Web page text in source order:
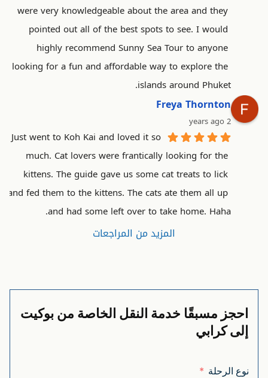
were very knowledgeable about the area and they
pointed out all of the best spots to see. I would
highly recommend Sunny Sea Tour to anyone
looking for a fun and affordable way to explore the
islands around Phuket.
Freya Thornton
2 years ago
Just went to Koh Kai and loved it so
much. Cat lovers were frantically looking for the
kittens. The guide gave us some cat treats to lick
and fed them to the kittens. The cats ate them all up
and had some left over to take home. Haha.
المزيد من المراجعات
احجز مسبقًا خدمة النقل الخاصة من بوكيت
إلى كرابي
نوع الرحلة